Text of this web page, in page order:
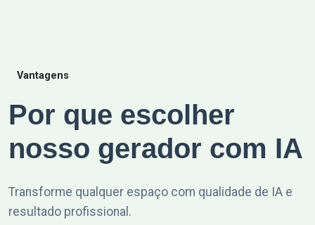
Vantagens
Por que escolher
nosso gerador com IA
Transforme qualquer espaço com qualidade de IA e
resultado profissional.